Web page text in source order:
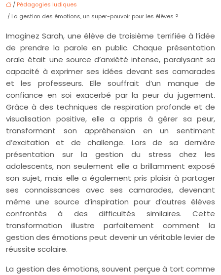
/ Pédagogies ludiques
/ La gestion des émotions, un super-pouvoir pour les élèves ?
Imaginez Sarah, une élève de troisième terrifiée à l’idée
de prendre la parole en public. Chaque présentation
orale était une source d’anxiété intense, paralysant sa
capacité à exprimer ses idées devant ses camarades
et les professeurs. Elle souffrait d’un manque de
confiance en soi exacerbé par la peur du jugement.
Grâce à des techniques de respiration profonde et de
visualisation positive, elle a appris à gérer sa peur,
transformant son appréhension en un sentiment
d’excitation et de challenge. Lors de sa dernière
présentation sur la gestion du stress chez les
adolescents, non seulement elle a brillamment exposé
son sujet, mais elle a également pris plaisir à partager
ses connaissances avec ses camarades, devenant
même une source d’inspiration pour d’autres élèves
confrontés à des difficultés similaires. Cette
transformation illustre parfaitement comment la
gestion des émotions peut devenir un véritable levier de
réussite scolaire.
La gestion des émotions, souvent perçue à tort comme